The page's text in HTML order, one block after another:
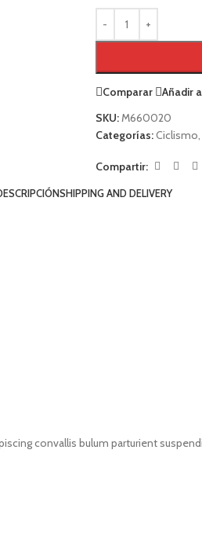
Comparar
Añadir
SKU:M660020
Categorías:Ciclismo,
Compartir:
SHIPPING AND DELIVERY
convallis bulum parturient